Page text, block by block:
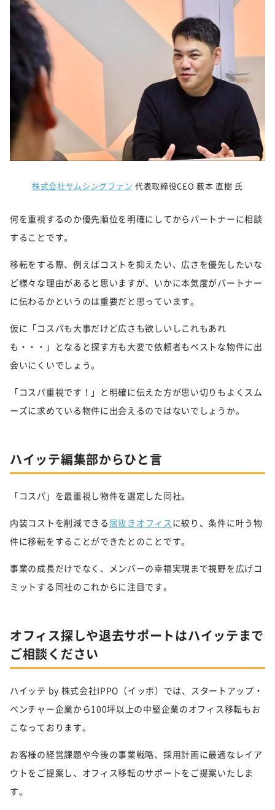
株式会社サムシングファン 代表取締役CEO 薮本 直樹 氏
何を重視するのか優先順位を明確にしてからパートナーに相談
することです。
移転をする際、例えばコストを抑えたい、広さを優先したいな
ど様々な理由があると思いますが、いかに本気度がパートナー
に伝わるかというのは重要だと思っています。
仮に「コスパも大事だけど広さも欲しいしこれもあれ
も・・・」となると探す方も大変で依頼者もベストな物件に出
会いにくいでしょう。
「コスパ重視です！」と明確に伝えた方が思い切りもよくスム
ーズに求めている物件に出会えるのではないでしょうか。
ハイッテ編集部からひと言
「コスパ」を最重視し物件を選定した同社。
内装コストを削減できる 居抜きオフィス に絞り、条件に叶う物
件に移転をすることができたとのことです。
事業の成長だけでなく、メンバーの幸福実現まで視野を広げコ
ミットする同社のこれからに注目です。
オフィス探しや退去サポートはハイッテまで
ご相談ください
ハイッテ by 株式会社IPPO（イッポ）では、スタートアップ・
ベンチャー企業から100坪以上の中堅企業のオフィス移転もお
こなっております。
お客様の経営課題や今後の事業戦略、採用計画に最適なレイア
ウトをご提案し、オフィス移転のサポートをご提案いたしま
す。